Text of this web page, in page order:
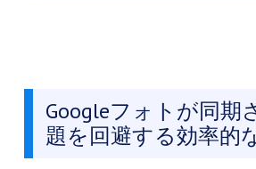
Googleフォトが同期
題を回避する効率的